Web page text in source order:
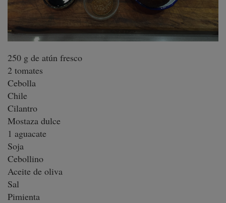
250 g de atún fresco
2 tomates
Cebolla
Chile
Cilantro
Mostaza dulce
1 aguacate
Soja
Cebollino
Aceite de oliva
Sal
Pimienta